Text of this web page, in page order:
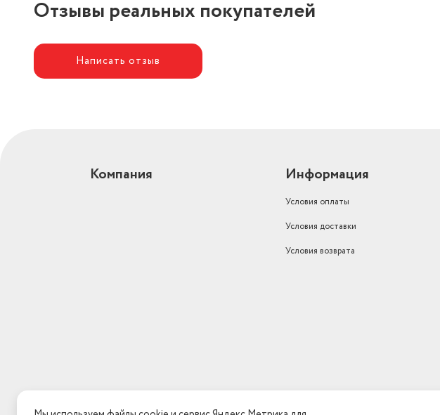
Отзывы реальных покупателей
Написать отзыв
Компания Информация
Условия оплаты
Условия доставки
Условия возврата